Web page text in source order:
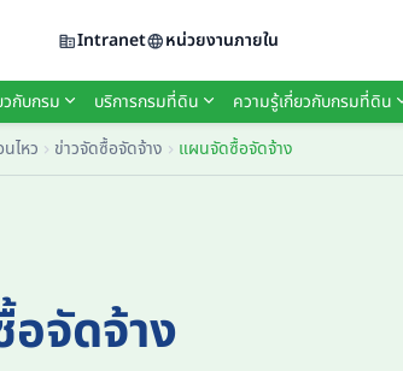
Intranet หน่วยงานภายใน
วกับกรม บริการกรมที่ดิน ความรู้เกี่ยวกับกรมที่ดิน
ไหว ข่าวจัดซื้อจัดจ้าง แผนจัดซื้อจัดจ้าง
จัดจ้าง